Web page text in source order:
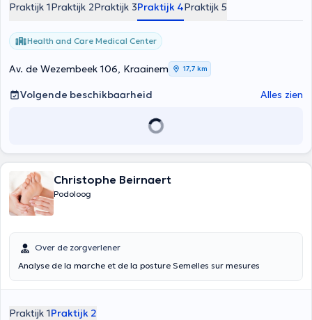
Praktijk 1Praktijk 2Praktijk 3Praktijk 4Praktijk 5
Health and Care Medical Center
Av. de Wezembeek 106, Kraainem 17,7 km
Volgende beschikbaarheid Alles zien
Christophe Beirnaert
Podoloog
Over de zorgverlener
Analyse de la marche et de la posture Semelles sur mesures
Praktijk 1Praktijk 2